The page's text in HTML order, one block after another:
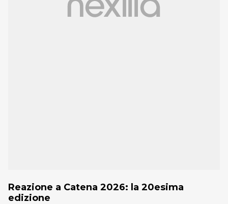
Reazione a Catena 2026: la 20esima
edizione